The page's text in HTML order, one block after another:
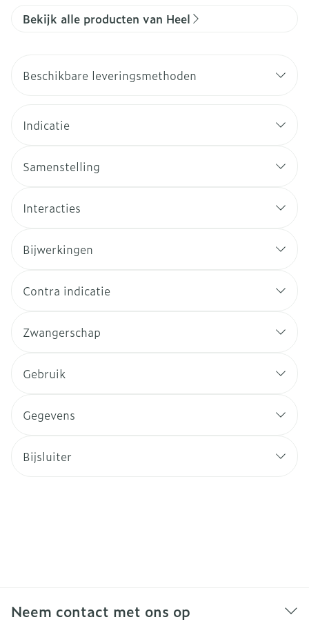
Bekijk alle producten van Heel
Beschikbare leveringsmethoden
Indicatie
Samenstelling
Interacties
Bijwerkingen
Contra indicatie
Zwangerschap
Gebruik
Gegevens
Bijsluiter
Neem contact met ons op